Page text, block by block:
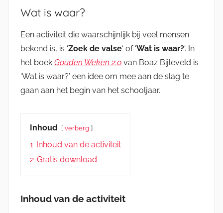
Wat is waar?
Een activiteit die waarschijnlijk bij veel mensen
bekend is, is ‘Zoek de valse‘ of ‘Wat is waar?‘. In
het boek Gouden Weken 2.0 van Boaz Bijleveld is
‘Wat is waar?’ een idee om mee aan de slag te
gaan aan het begin van het schooljaar.
Inhoud verberg
1 Inhoud van de activiteit
2 Gratis download
Inhoud van de activiteit